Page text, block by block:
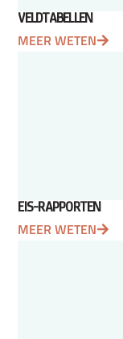
VELDTABELLEN
MEER WETEN
EIS-RAPPORTEN
MEER WETEN